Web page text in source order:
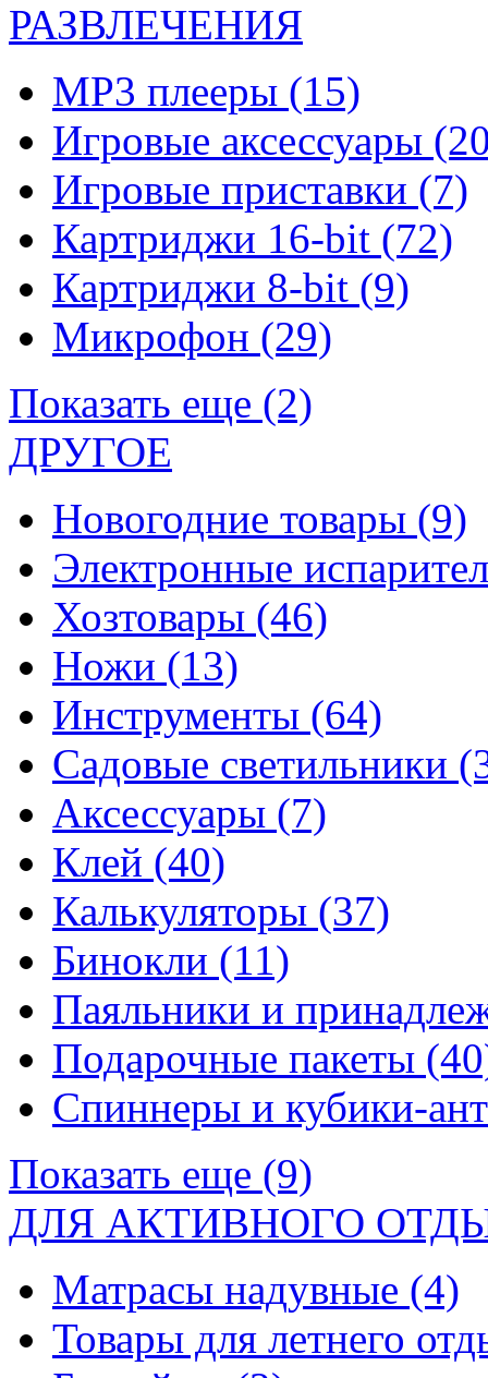
РАЗВЛЕЧЕНИЯ
MP3 плееры (15)
Игровые аксессуары
Игровые приставки (7)
Картриджи 16-bit (72)
Картриджи 8-bit (9)
Микрофон (29)
Показать еще (2)
ДРУГОЕ
Новогодние товары (9)
Электронные
Хозтовары (46)
Ножи (13)
Инструменты (64)
Садовые светильники
Аксессуары (7)
Клей (40)
Калькуляторы (37)
Бинокли (11)
Паяльники и
Подарочные пакеты
Спиннеры и кубики-
Показать еще (9)
ДЛЯ АКТИВНОГО
Матрасы надувные (4)
Товары для летнего